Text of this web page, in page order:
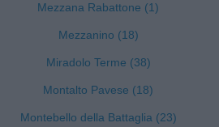
Mezzana Rabattone (1)
Mezzanino (18)
Miradolo Terme (38)
Montalto Pavese (18)
Montebello della Battaglia (23)